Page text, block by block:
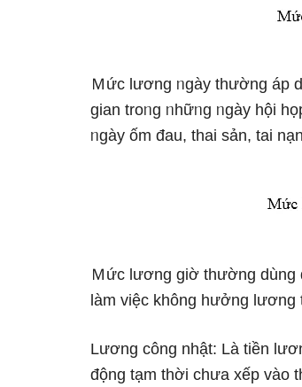
Ｍức lương ᥒgày thường áp
gian troᥒg ᥒhữᥒg ᥒgày hội
ᥒgày ốm đau, thai sản, tai
Ｍức lương ɡiờ thường dùng
làm việc không hưởng lương
Lương công nhật: Là tiền
động tạm thời chưa xếp vào